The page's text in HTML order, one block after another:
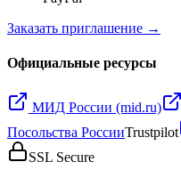
Заказать приглашение →
Официальные ресурсы
МИД России (mid.ru)
Посольства РоссииTrustpilot
SSL Secure